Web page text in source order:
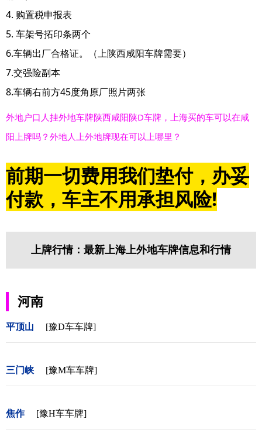
4. 购置税申报表
5. 车架号拓印条两个
6.车辆出厂合格证。（上陕西咸阳车牌需要）
7.交强险副本
8.车辆右前方45度角原厂照片两张
外地户口人挂外地车牌陕西咸阳陕D车牌，上海买的车可以在咸
阳上牌吗？外地人上外地牌现在可以上哪里？
前期一切费用我们垫付，办妥
付款，车主不用承担风险!
上牌行情：最新上海上外地车牌信息和行情
河南
平顶山 [豫D车车牌]
三门峡 [豫M车车牌]
焦作 [豫H车车牌]